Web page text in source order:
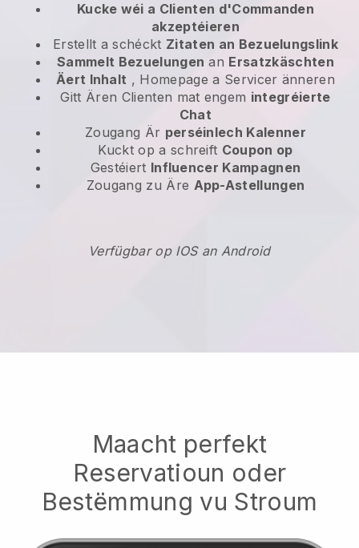
Kucke wéi a Clienten d'Commanden
akzeptéieren
Erstellt a schéckt Zitaten an Bezuelungslink
Sammelt Bezuelungen an Ersatzkäschten
Äert Inhalt , Homepage a Servicer änneren
Gitt Ären Clienten mat engem integréierte
Chat
Zougang Är perséinlech Kalenner
Kuckt op a schreift Coupon op
Gestéiert Influencer Kampagnen
Zougang zu Äre App-Astellungen
Verfügbar op IOS an Android
Maacht perfekt
Reservatioun oder
Bestëmmung vu Stroum